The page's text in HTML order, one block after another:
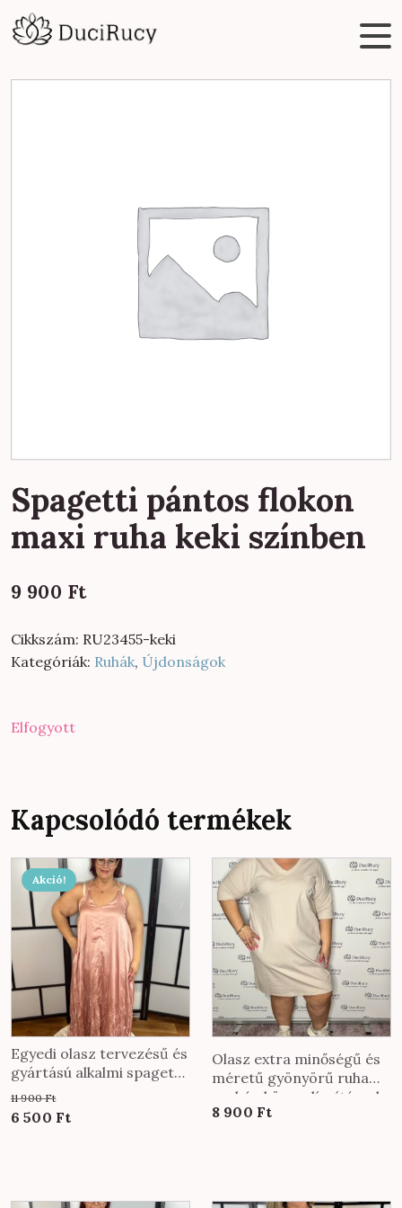
Spagetti pántos flokon
maxi ruha keki színben
9 900 Ft
Cikkszám: RU23455-keki
Kategóriák: Ruhák, Újdonságok
Elfogyott
Kapcsolódó termékek
Akció!
Egyedi olasz tervezésű és
gyártású alkalmi spagetti
pántos ruha gyűrt
anyagból púder színben
11 900Ft
Original
6 500 FtCurrent
Olasz extra minőségű és
méretű gyönyörű ruha
zsebén köves díszítéssel
bézs színben
8 900 Ft